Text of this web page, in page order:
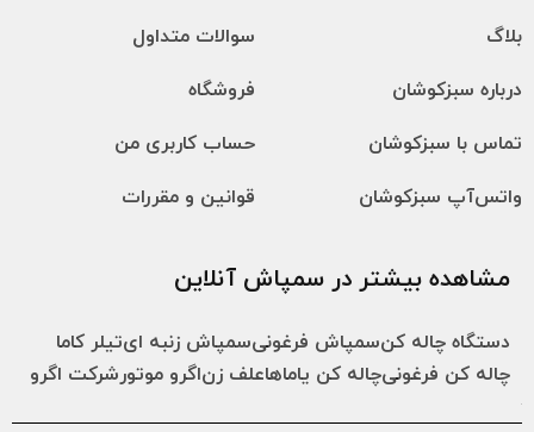
بلاگ
درباره سبزکوشان
تماس با سبزکوشان
واتس‌آپ سبزکوشان
سوالات متداول
فروشگاه
حساب کاربری من
قوانین و مقررات
مشاهده بیشتر در سمپاش آنلاین
دستگاه چاله کنسمپاش فرغونیسمپاش زنبه ایتیلر کاما
چاله کن فرغونیچاله کن یاماهاعلف زناگرو موتورشرکت اگرو